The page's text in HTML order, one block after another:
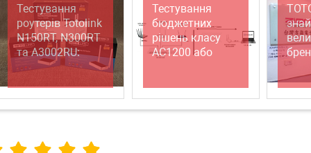
Тестування
роутерів Totolink
N150RT, N300RT
та A3002RU:
японська якість
ціною
Тестування
бюджетних
рішень класу
AC1200 або